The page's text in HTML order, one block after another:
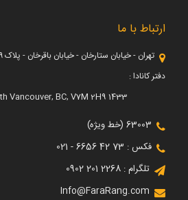
ارتباط با ما
تهران - خیابان ستارخان - خیابان باقرخان - پلاک ۱۰۹ ( ساختمان فرا )
دفتر کانادا :
1433 Lonsdale Avenue, North Vancouver, BC, V7M 2H9
63003 (خط ویژه)
فکس : 73 42 6656 - 021
تلگرام : 2268 201 0902
Info@FaraRang.com